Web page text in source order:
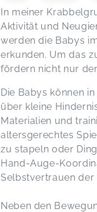
In meiner
Aktivität und
werden die Babys
erkunden. Um das
fördern nicht nur
Die Babys können
über kleine
Materialien und
altersgerechtes
zu stapeln oder
Hand-Auge-
Selbstvertrauen der
Neben den